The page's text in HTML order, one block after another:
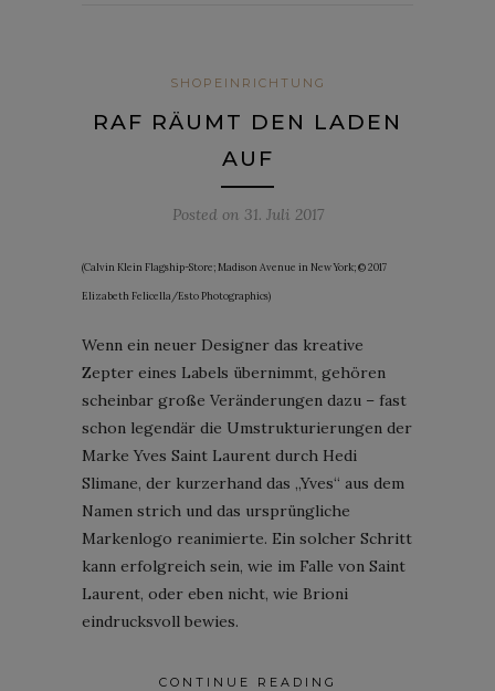
SHOPEINRICHTUNG
RAF RÄUMT DEN LADEN
AUF
Posted on 31. Juli 2017
(Calvin Klein Flagship-Store; Madison Avenue in New York; © 2017
Elizabeth Felicella/Esto Photographics)
Wenn ein neuer Designer das kreative
Zepter eines Labels übernimmt, gehören
scheinbar große Veränderungen dazu – fast
schon legendär die Umstrukturierungen der
Marke Yves Saint Laurent durch Hedi
Slimane, der kurzerhand das „Yves“ aus dem
Namen strich und das ursprüngliche
Markenlogo reanimierte. Ein solcher Schritt
kann erfolgreich sein, wie im Falle von Saint
Laurent, oder eben nicht, wie Brioni
eindrucksvoll bewies.
CONTINUE READING